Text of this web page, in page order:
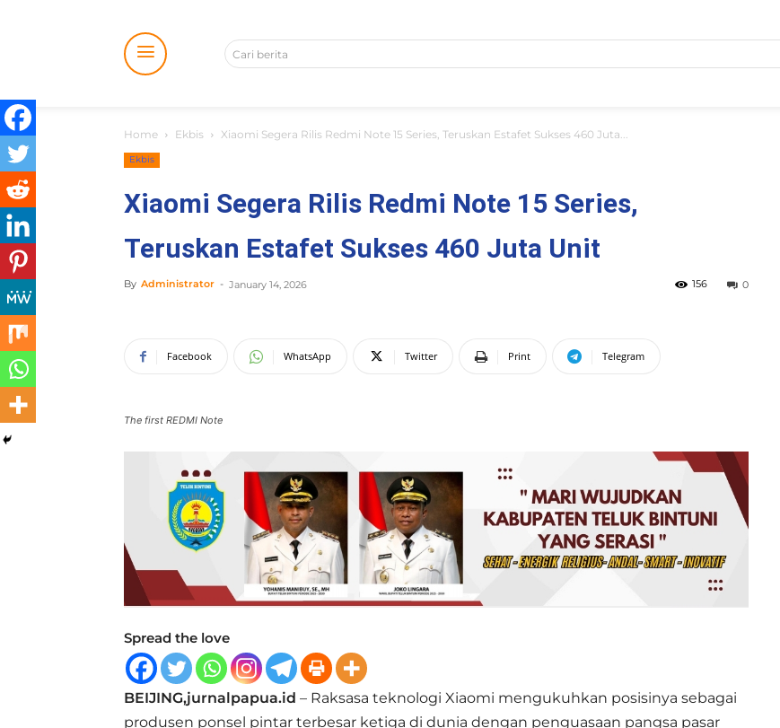
Cari berita
Home Ekbis Xiaomi Segera Rilis Redmi Note 15 Series, Teruskan Estafet Sukses 460 Juta...
Ekbis
Xiaomi Segera Rilis Redmi Note 15 Series,
Teruskan Estafet Sukses 460 Juta Unit
By Administrator - January 14, 2026 0
156
Facebook WhatsApp Twitter Print Telegram
The first REDMI Note
Spread the love
BEIJING,jurnalpapua.id – Raksasa teknologi Xiaomi mengukuhkan posisinya sebagai
produsen ponsel pintar terbesar ketiga di dunia dengan penguasaan pangsa pasar